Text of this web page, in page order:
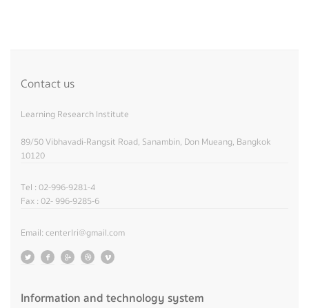
Contact us
Learning Research Institute
89/50 Vibhavadi-Rangsit Road, Sanambin, Don Mueang, Bangkok
10120
Tel : 02-996-9281-4
Fax : 02- 996-9285-6
Email: centerlri@gmail.com
Information and technology system